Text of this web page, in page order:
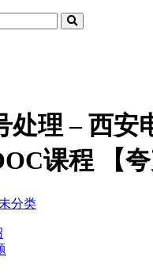
处理 – 西安
课程 【夸
未分类